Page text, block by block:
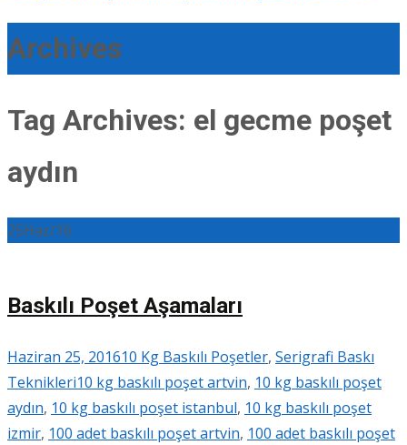
Archives
Tag Archives: el gecme poşet
aydın
25Haz/16
Baskılı Poşet Aşamaları
Haziran 25, 201610 Kg Baskılı Poşetler, Serigrafi Baskı
Teknikleri10 kg baskılı poşet artvin, 10 kg baskılı poşet
aydın, 10 kg baskılı poşet istanbul, 10 kg baskılı poşet
izmir, 100 adet baskılı poşet artvin, 100 adet baskılı poşet